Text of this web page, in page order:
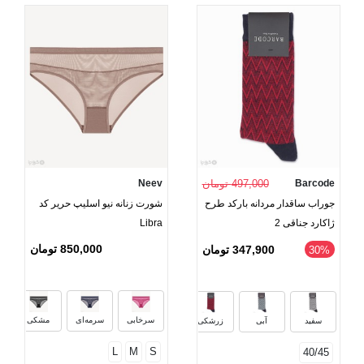
Barcode 497,000 تومان
جوراب ساقدار مردانه بارکد طرح
ژاکارد جناقی 2
‎30% 347,900 تومان
سفید آبی زرشکی
40/45
Neev
شورت زنانه نیو اسلیپ حریر کد
Libra
850,000 تومان
سرخابی سرمه‌ای مشکی
S
M
L